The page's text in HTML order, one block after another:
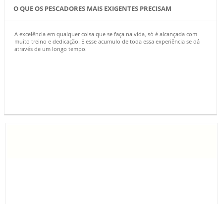
O QUE OS PESCADORES MAIS EXIGENTES PRECISAM
A excelência em qualquer coisa que se faça na vida, só é alcançada com
muito treino e dedicação. E esse acumulo de toda essa experiência se dá
através de um longo tempo.